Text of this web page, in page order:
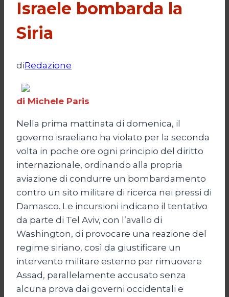
Israele bombarda la
Siria
diRedazione
di Michele Paris
Nella prima mattinata di domenica, il
governo israeliano ha violato per la seconda
volta in poche ore ogni principio del diritto
internazionale, ordinando alla propria
aviazione di condurre un bombardamento
contro un sito militare di ricerca nei pressi di
Damasco. Le incursioni indicano il tentativo
da parte di Tel Aviv, con l’avallo di
Washington, di provocare una reazione del
regime siriano, così da giustificare un
intervento militare esterno per rimuovere
Assad, parallelamente accusato senza
alcuna prova dai governi occidentali e